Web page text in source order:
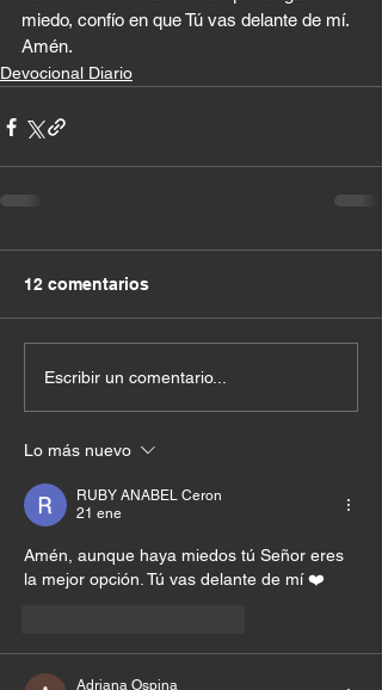
miedo, confío en que Tú vas delante de mí.
Amén.
Devocional Diario
12 comentarios
Escribir un comentario...
Lo más nuevo
RUBY ANABEL Ceron
21 ene
Amén, aunque haya miedos tú Señor eres
la mejor opción. Tú vas delante de mí ❤️
Adriana Ospina